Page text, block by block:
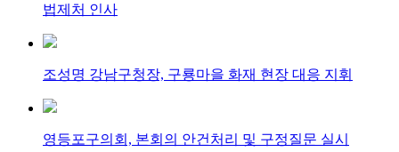
법제처 인사
조성명 강남구청장, 구룡마을 화재 현장 대응 지휘
영등포구의회, 본회의 안건처리 및 구정질문 실시